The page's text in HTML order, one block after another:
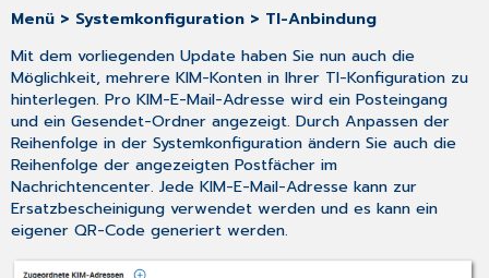
Menü > Systemkonfiguration > TI-Anbindung
Mit dem vorliegenden Update haben Sie nun auch die
Möglichkeit, mehrere KIM-Konten in Ihrer TI-Konfiguration zu
hinterlegen. Pro KIM-E-Mail-Adresse wird ein Posteingang
und ein Gesendet-Ordner angezeigt. Durch Anpassen der
Reihenfolge in der Systemkonfiguration ändern Sie auch die
Reihenfolge der angezeigten Postfächer im
Nachrichtencenter. Jede KIM-E-Mail-Adresse kann zur
Ersatzbescheinigung verwendet werden und es kann ein
eigener QR-Code generiert werden.